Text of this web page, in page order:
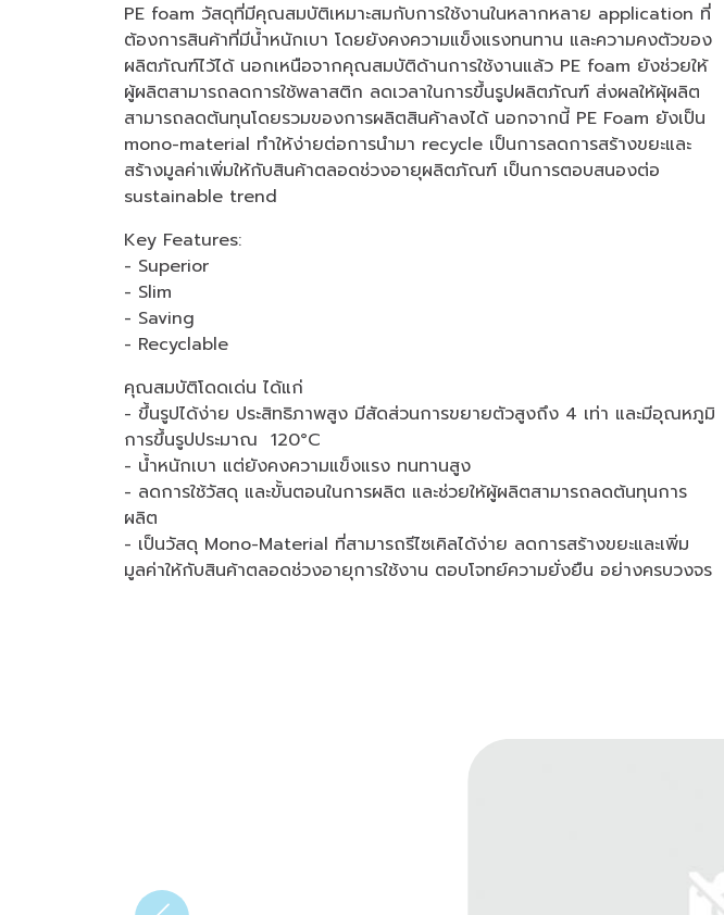
PE foam วัสดุที่มีคุณสมบัติเหมาะสมกับการใช้งานในหลากหลาย application ที่
ต้องการสินค้าที่มีน้ำหนักเบา โดยยังคงความแข็งแรงทนทาน และความคงตัวของ
ผลิตภัณฑ์ไว้ได้ นอกเหนือจากคุณสมบัติด้านการใช้งานแล้ว PE foam ยังช่วยให้
ผู้ผลิตสามารถลดการใช้พลาสติก ลดเวลาในการขึ้นรูปผลิตภัณฑ์ ส่งผลให้ผุ้ผลิต
สามารถลดต้นทุนโดยรวมของการผลิตสินค้าลงได้ นอกจากนี้ PE Foam ยังเป็น
mono-material ทำให้ง่ายต่อการนำมา recycle เป็นการลดการสร้างขยะและ
สร้างมูลค่าเพิ่มให้กับสินค้าตลอดช่วงอายุผลิตภัณฑ์ เป็นการตอบสนองต่อ
sustainable trend
Key Features:
- Superior
- Slim
- Saving
- Recyclable
คุณสมบัติโดดเด่น ได้แก่
- ขึ้นรูปได้ง่าย ประสิทธิภาพสูง มีสัดส่วนการขยายตัวสูงถึง 4 เท่า และมีอุณหภูมิ
การขึ้นรูปประมาณ 120°C
- น้ำหนักเบา แต่ยังคงความแข็งแรง ทนทานสูง
- ลดการใช้วัสดุ และขั้นตอนในการผลิต และช่วยให้ผู้ผลิตสามารถลดต้นทุนการ
ผลิต
- เป็นวัสดุ Mono-Material ที่สามารถรีไซเคิลได้ง่าย ลดการสร้างขยะและเพิ่ม
มูลค่าให้กับสินค้าตลอดช่วงอายุการใช้งาน ตอบโจทย์ความยั่งยืน อย่างครบวงจร